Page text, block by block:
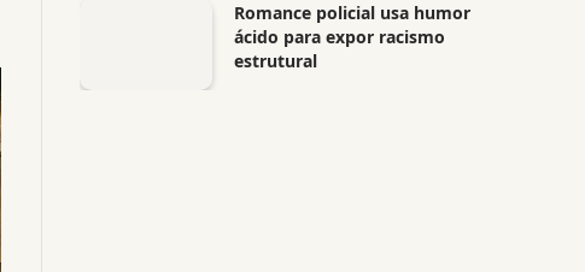
Romance policial usa humor
ácido para expor racismo
estrutural